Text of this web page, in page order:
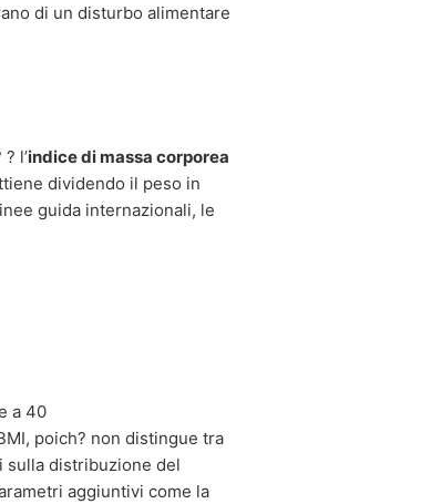
di un disturbo alimentare
l’indice di massa corporea
dividendo il peso in
guida internazionali, le
a 40
poich? non distingue tra
sulla distribuzione del
aggiuntivi come la